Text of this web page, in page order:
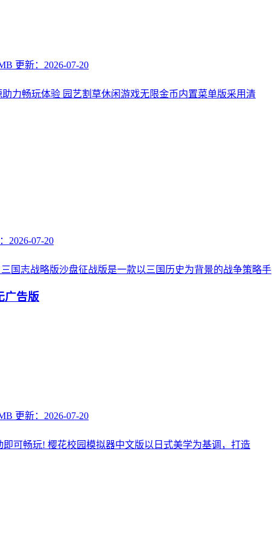
更新：2026-07-20
力畅玩体验 园艺割草休闲游戏无限金币内置菜单版采用清
2026-07-20
国志战略版沙盘征战版是一款以三国历史为背景的战争策略手
广告版
更新：2026-07-20
可畅玩! 樱花校园模拟器中文版以日式美学为基调，打造